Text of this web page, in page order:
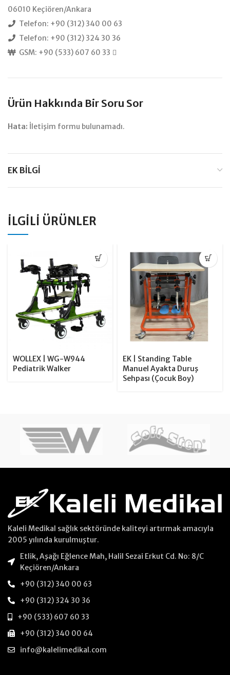
06010 Keçiören/Ankara
Telefon: +90 (312) 340 00 63
Telefon: +90 (312) 324 30 36
GSM: +90 (533) 607 60 33
Ürün Hakkında Bir Soru Sor
Hata: İletişim formu bulunamadı.
EK BILGI
İLGILI ÜRÜNLER
WOLLEX | WG-W944
Pediatrik Walker
EK | Standing Table
Manuel Ayakta Duruş
Sehpası (Çocuk Boy)
Kaleli Medikal sağlık sektöründe kaliteyi artırmak amacıyla
2005 yılında kurulmuştur.
Etlik, Aşağı Eğlence Mah, Halil Sezai Erkut Cd. No: 8/C
Keçiören/Ankara
+90 (312) 340 00 63
+90 (312) 324 30 36
+90 (533) 607 60 33
+90 (312) 340 00 64
info@kalelimedikal.com